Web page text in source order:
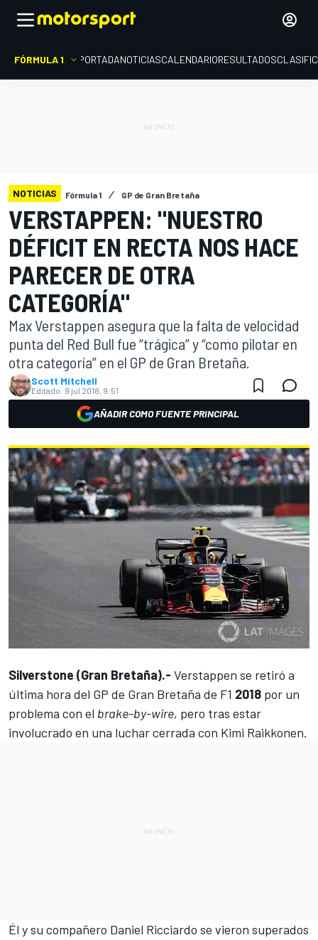
FÓRMULA 1 PORTADANOTICIASCALENDARIORESULTADOS
NOTICIAS Fórmula 1 GP de Gran Bretaña
VERSTAPPEN: "NUESTRO
DÉFICIT EN RECTA NOS HACE
PARECER DE OTRA
CATEGORÍA"
Max Verstappen asegura que la falta de velocidad
punta del Red Bull fue “trágica” y “como pilotar en
otra categoría” en el GP de Gran Bretaña.
Scott Mitchell
Editado: 9 jul 2018, 9:51
AÑADIR COMO FUENTE PRINCIPAL
Silverstone (Gran Bretaña).- Verstappen se retiró a
última hora del GP de Gran Bretaña de F1 2018 por un
problema con el brake-by-wire, pero tras estar
involucrado en una luchar cerrada con Kimi Raikkonen.
Él y su compañero Daniel Ricciardo se vieron superados